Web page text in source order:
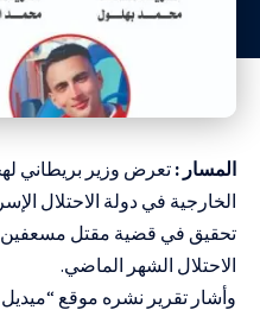
المسار : تعرض وزير بريطاني
الخارجية في دولة الاحتلال
تحقيق في قضية مقتل مسعفين
الاحتلال الشهر الماضي.
وأشار تقرير نشره موقع